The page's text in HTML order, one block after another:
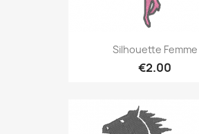
Silhouette Femme
€2.00